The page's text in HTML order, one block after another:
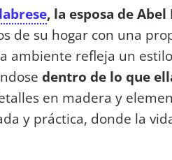
, la esposa de
de su hogar con una
ambiente refleja un
dentro de lo que
en madera y
y práctica, donde la